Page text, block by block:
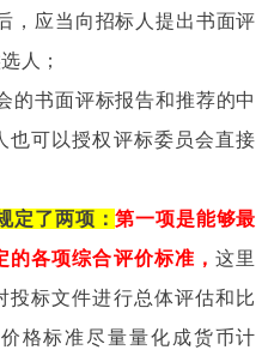
，应当向招标人提出书面评
人；
的书面评标报告和推荐的中
也可以授权评标委员会直接
定了两项：第一项是能够最
的各项综合评价标准，这里
投标文件进行总体评估和比
格标准尽量量化成货币计